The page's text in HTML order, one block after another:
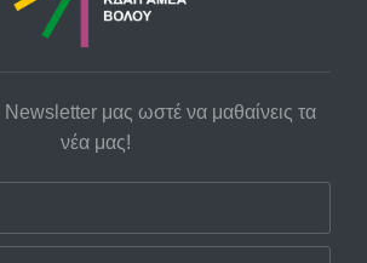
μας ωστέ να μαθαίνεις τα
νέα μας!